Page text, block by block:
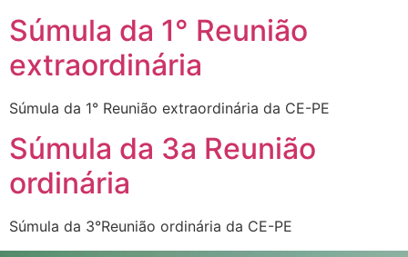
‎Súmula da 1° Reunião
extraordinária
Súmula da 1° Reunião extraordinária da CE-PE
‎Súmula da 3a Reunião
ordinária
Súmula da 3°Reunião ordinária da CE-PE